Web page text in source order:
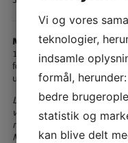
Min&DinCoronabobbel
15 år, der havde lyst til at
fortælle en fælles historie
under corona.
Lige nu laver vi uendelig
vi er sammen med vores
meget alene. Det er vores
MinCoronaBobbel, kan
Vi og vores
teknologier,
indsamle
formål,
bedre
statistik og
kan blive delt